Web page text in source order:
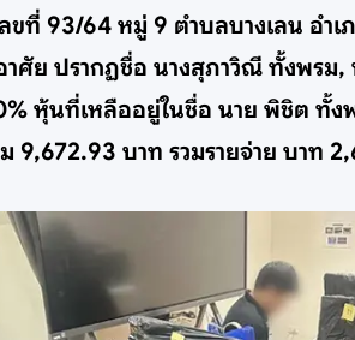
93/64 หมู่ 9 ตำบลบางเลน อำเ
ศัย ปรากฏชื่อ นางสุภาวิณี ทั้งพร
หุ้นที่เหลืออยู่ในชื่อ นาย พิชิต ทั้ง
9,672.93 บาท รวมรายจ่าย บา